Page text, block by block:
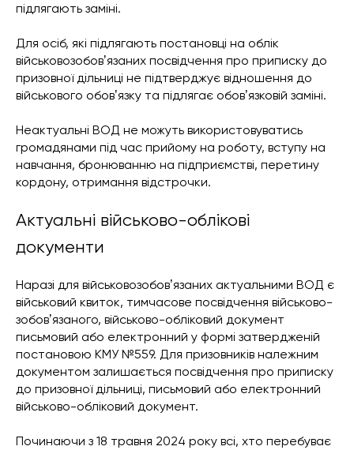
підлягають заміні.
Для осіб, які підлягають постановці на облік
військовозобовʼязаних посвідчення про приписку до
призовної дільниці не підтверджує відношення до
військового обовʼязку та підлягає обовʼязковій заміні.
Неактуальні ВОД не можуть використовуватись
громадянами під час прийому на роботу, вступу на
навчання, бронюванню на підприємстві, перетину
кордону, отримання відстрочки.
Актуальні військово-облікові
документи
Наразі для військовозобовʼязаних актуальними ВОД є
військовий квиток, тимчасове посвідчення військово-
зобовʼязаного, військово-обліковий документ
письмовий або електронний у формі затвердженій
постановою КМУ №559. Для призовників належним
документом залишається посвідчення про приписку
до призовної дільниці, письмовий або електронний
військово-обліковий документ.
Починаючи з 18 травня 2024 року всі, хто перебуває